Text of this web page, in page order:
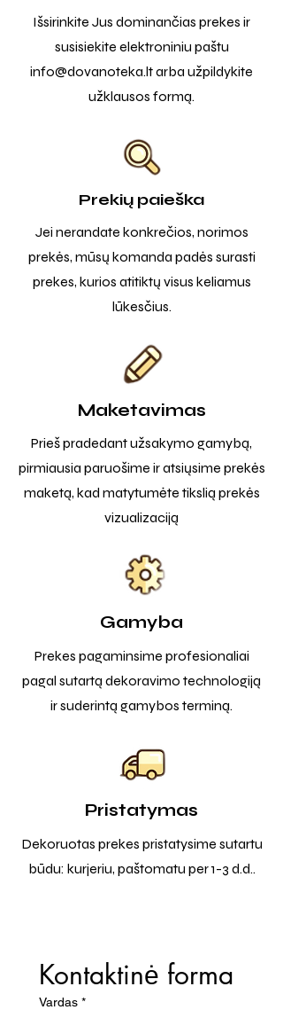
Išsirinkite Jus dominančias prekes ir
susisiekite elektroniniu paštu
info@dovanoteka.ltarba užpildykite
užklausos formą.
Prekių paieška
Jei nerandate konkrečios, norimos
prekės, mūsų komanda padės surasti
prekes, kurios atitiktų visus keliamus
lūkesčius.
Maketavimas
Prieš pradedant užsakymo gamybą,
pirmiausia paruošime ir atsiųsime prekės
maketą, kad matytumėte tikslią prekės
vizualizaciją
Gamyba
Prekes pagaminsime profesionaliai
pagal sutartą dekoravimo technologiją
ir suderintą gamybos terminą.
Pristatymas
Dekoruotas prekes pristatysime sutartu
būdu: kurjeriu, paštomatu per 1-3 d.d..
Kontaktinė forma
Vardas *